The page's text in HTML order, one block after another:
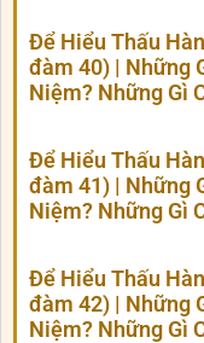
Để Hiểu Thấu
đàm 40) | Những
Niệm? Những Gì
Để Hiểu Thấu
đàm 41) | Những
Niệm? Những Gì
Để Hiểu Thấu
đàm 42) | Những
Niệm? Những Gì